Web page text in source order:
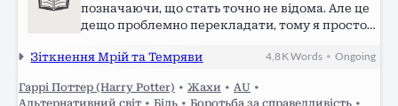
позначаючи, що стать точно не відома. Але це
дещо проблемно перекладати, тому я просто
припускають саме більш чоловічу стать. В
Зіткнення Мрій та Темряви 4,8 KWords •Ongoing
Гаррі Поттер (Harry Potter) • Жахи • AU •